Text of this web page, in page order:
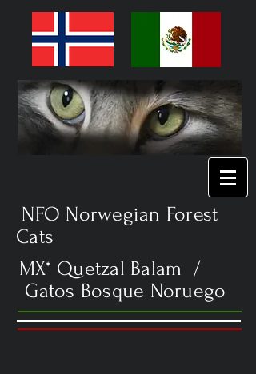
NFO Norwegian Forest
Cats
MX* Quetzal Balam /
Gatos Bosque Noruego